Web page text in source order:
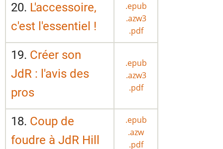
20. L'accessoire,
c'est l'essentiel !
.epub
.azw3
.pdf
19. Créer son
JdR : l'avis des
pros
.epub
.azw3
.pdf
18. Coup de
foudre à JdR Hill
.epub
.azw
.pdf